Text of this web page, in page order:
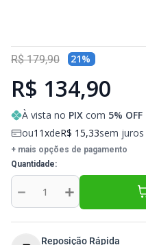
Tela para Iphone
R$ 179,90 21%
R$ 134,90
À vista no PIX com 5% OFF
ou11 deR$ 15,33sem juros
+ mais opções de pagamento
Quantidade
＋
－
Reposição Rápida